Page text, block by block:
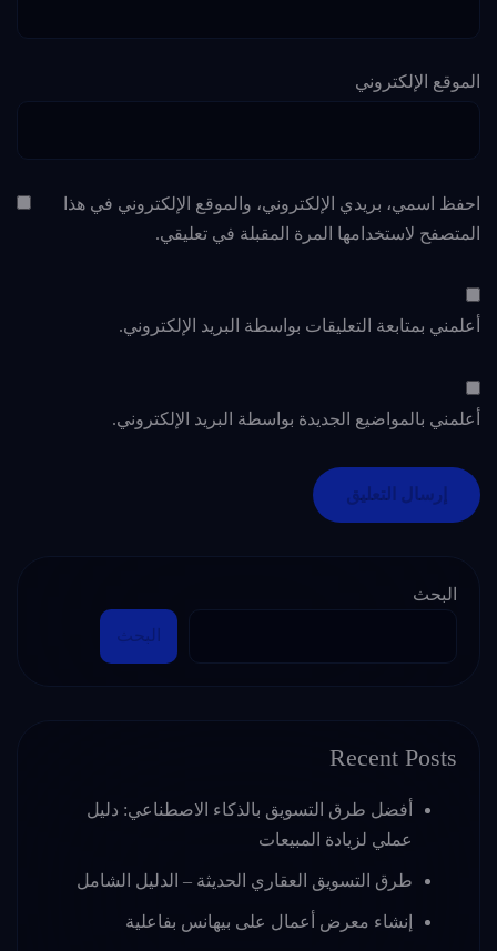
الموقع الإلكتروني
احفظ اسمي، بريدي الإلكتروني، والموقع الإلكتروني في هذا
المتصفح لاستخدامها المرة المقبلة في تعليقي.
أعلمني بمتابعة التعليقات بواسطة البريد الإلكتروني.
أعلمني بالمواضيع الجديدة بواسطة البريد الإلكتروني.
البحث
البحث
Recent Posts
أفضل طرق التسويق بالذكاء الاصطناعي: دليل
عملي لزيادة المبيعات
طرق التسويق العقاري الحديثة – الدليل الشامل
إنشاء معرض أعمال على بيهانس بفاعلية